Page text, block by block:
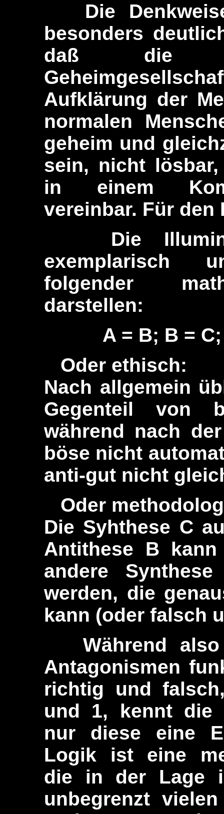
Die
besonders
daß die
Aufklärung der
normalen
geheim und
sein, nicht
in einem
vereinbar. Für
Die
exemplarisch
folgender
darstellen:
A = B; B =
Oder ethisch:
Nach allgemein
Gegenteil von
während nach
böse nicht
anti-gut nicht
Oder
Die Syhthese C
Antithese B
andere
werden, die
kann (oder falsch
Während also
Antagonismen
richtig und
und 1, kennt die
nur diese eine
Logik ist eine
die in der Lage
unbegrenzt